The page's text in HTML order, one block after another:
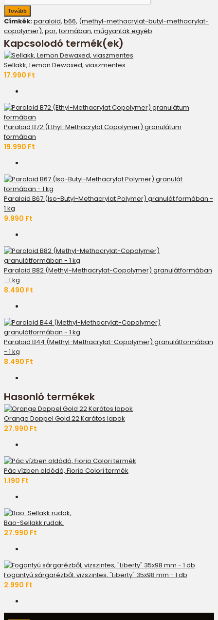
Tovább
Címkék:paraloid, b66, (methyl-methacrylat-butyl-methacrylat-
copolymer), por,formában, műgyanták egyéb
Kapcsolodó termék(ek)
Sellakk, Lemon Dewaxed, viaszmentes
17.990 Ft
Paraloid B72 (Ethyl-Methacrylat Copolymer) granulátum
formában
19.990 Ft
Paraloid B67 (Iso-Butyl-Methacrylat Polymer) granulát formában -
1 kg
9.990 Ft
Paraloid B82 (Methyl-Methacrylat-Copolymer) granulátformában
- 1 kg
8.490 Ft
Paraloid B44 (Methyl-Methacrylat-Copolymer) granulátformában
- 1 kg
8.490 Ft
Hasonló termékek
Orange Doppel Gold 22 Karátos lapok
27.990 Ft
Pác vízben oldódó, Fiorio Colori termék
1.190 Ft
Bao-Sellakk rudak,
27.990 Ft
Fogantyú sárgarézből, vizszintes, "Liberty" 35x98 mm - 1 db
2.990 Ft